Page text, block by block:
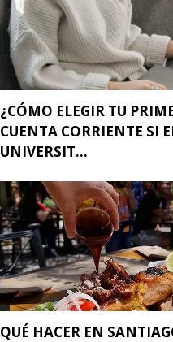
¿CÓMO ELEGIR TU
CUENTA CORRIENTE SI
UNIVERSIT...
QUÉ HACER EN